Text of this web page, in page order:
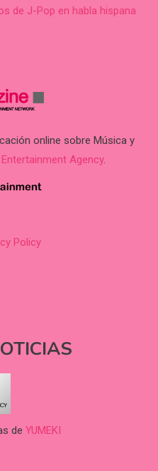
de J-Pop en habla hispana
online sobre Música y
Agency.
Policy
de YUMEKI